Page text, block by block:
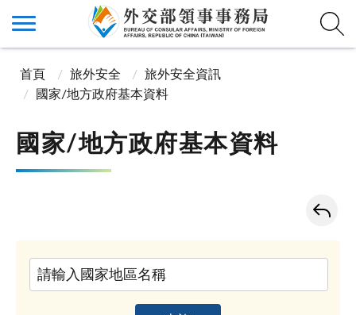
首頁 旅外安全
旅外安全資訊
國家/地方政府基本資料
國家/地方政府基本資料